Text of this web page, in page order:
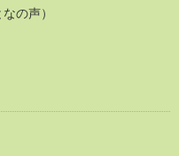
の声）